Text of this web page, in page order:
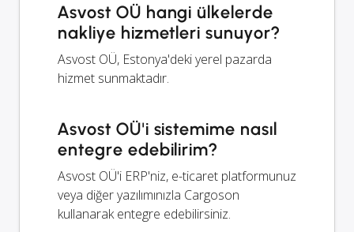
Asvost OÜ hangi ülkelerde
nakliye hizmetleri sunuyor?
Asvost OÜ, Estonya'deki yerel pazarda
hizmet sunmaktadır.
Asvost OÜ'i sistemime nasıl
entegre edebilirim?
Asvost OÜ'i ERP'niz, e-ticaret platformunuz
veya diğer yazılımınızla Cargoson
kullanarak entegre edebilirsiniz.